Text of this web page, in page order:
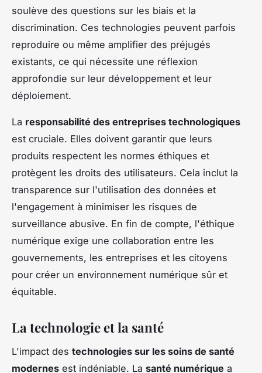
soulève des questions sur les biais et la
discrimination. Ces technologies peuvent parfois
reproduire ou même amplifier des préjugés
existants, ce qui nécessite une réflexion
approfondie sur leur développement et leur
déploiement.
La responsabilité des entreprises technologiques
est cruciale. Elles doivent garantir que leurs
produits respectent les normes éthiques et
protègent les droits des utilisateurs. Cela inclut la
transparence sur l'utilisation des données et
l'engagement à minimiser les risques de
surveillance abusive. En fin de compte, l'éthique
numérique exige une collaboration entre les
gouvernements, les entreprises et les citoyens
pour créer un environnement numérique sûr et
équitable.
La technologie et la santé
L'impact des technologies sur les soins de santé
modernes est indéniable. La santé numérique a